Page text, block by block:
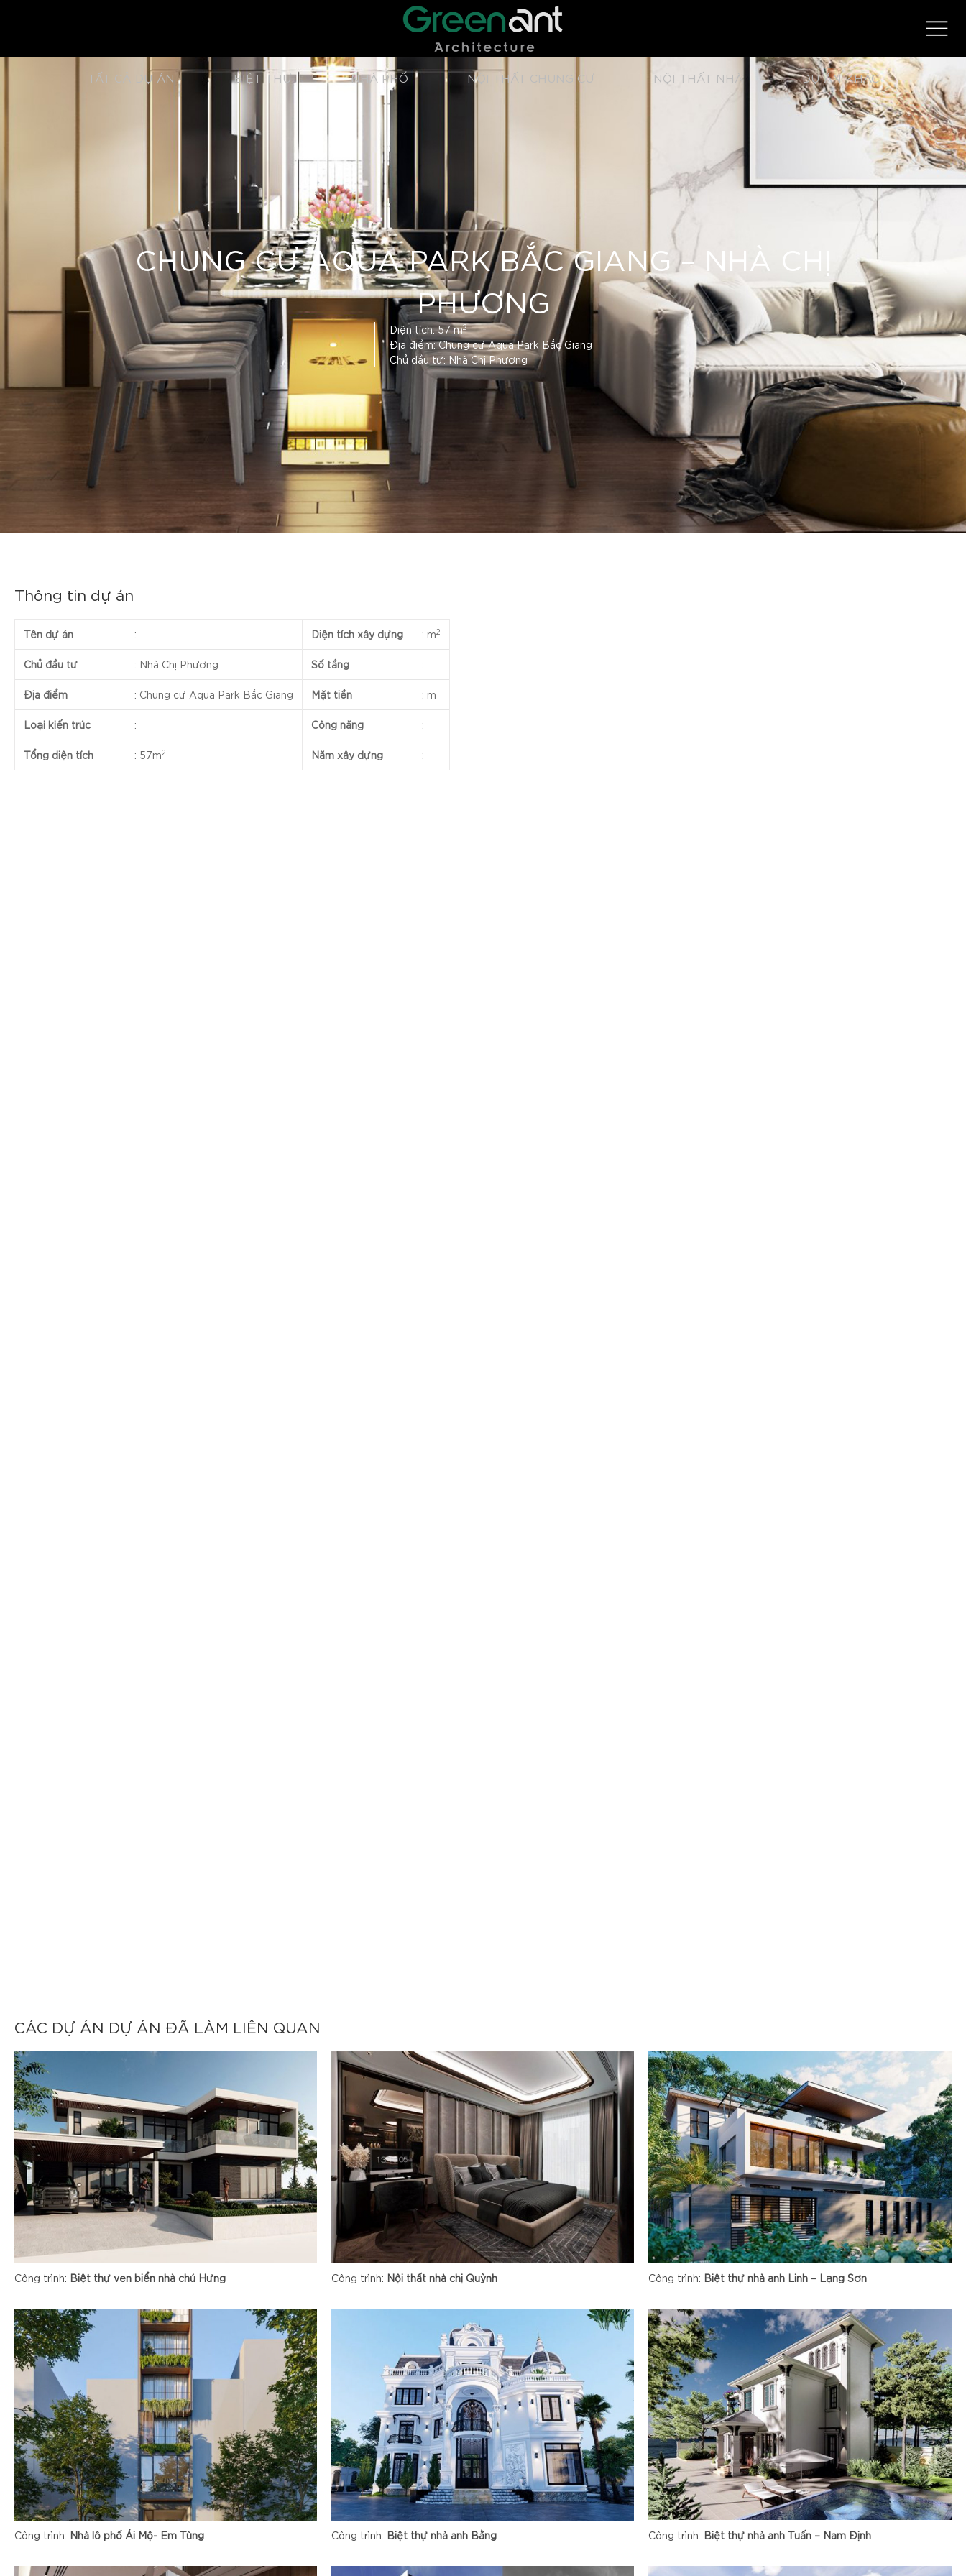
TẤT CẢ DỰ ÁN BIỆT THỰ NHÀ PHỐ NỘI THẤT CHUNG CƯ NỘI THẤT NHÀ DỰ ÁN KHÁC
CHUNG CƯ AQUA PARK BẮC GIANG – NHÀ CHỊ
PHƯƠNG
Diện tích: 57 m2
Địa điểm: Chung cư Aqua Park Bắc Giang
Chủ đầu tư: Nhà Chị Phương
Thông tin dự án
Tên dự án : Diện tích xây dựng : m2
Chủ đầu tư : Nhà Chị Phương Số tầng :
Địa điểm : Chung cư Aqua Park Bắc Giang Mặt tiền : m
Loại kiến trúc : Công năng :
Tổng diện tích : 57m2 Năm xây dựng :
CÁC DỰ ÁN DỰ ÁN ĐÃ LÀM LIÊN QUAN
Công trình: Biệt thự ven biển nhà chú Hưng Công trình: Nội thất nhà chị Quỳnh Công trình: Biệt thự nhà anh Linh – Lạng Sơn
Công trình: Nhà lô phố Ái Mộ- Em Tùng Công trình: Biệt thự nhà anh Bằng Công trình: Biệt thự nhà anh Tuấn – Nam Định